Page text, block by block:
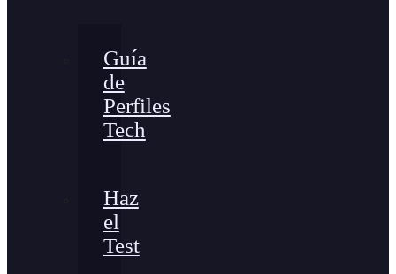
Guía
de
Perfiles
Tech
Haz
el
Test